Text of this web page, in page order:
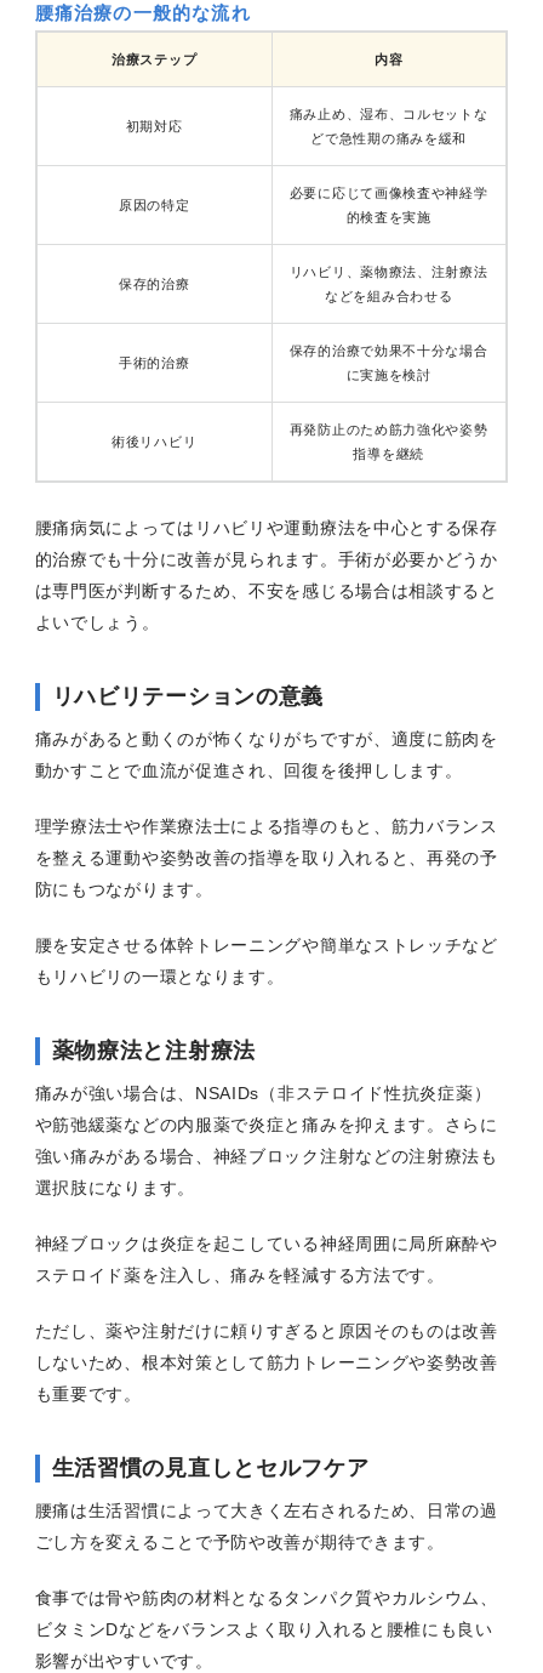
腰痛治療の一般的な流れ
治療ステップ 内容
初期対応
痛み止め、湿布、コルセットな
どで急性期の痛みを緩和
原因の特定
必要に応じて画像検査や神経学
的検査を実施
保存的治療
リハビリ、薬物療法、注射療法
などを組み合わせる
手術的治療
保存的治療で効果不十分な場合
に実施を検討
術後リハビリ
再発防止のため筋力強化や姿勢
指導を継続
腰痛病気によってはリハビリや運動療法を中心とする保存
的治療でも十分に改善が見られます。手術が必要かどうか
は専門医が判断するため、不安を感じる場合は相談すると
よいでしょう。
リハビリテーションの意義
痛みがあると動くのが怖くなりがちですが、適度に筋肉を
動かすことで血流が促進され、回復を後押しします。
理学療法士や作業療法士による指導のもと、筋力バランス
を整える運動や姿勢改善の指導を取り入れると、再発の予
防にもつながります。
腰を安定させる体幹トレーニングや簡単なストレッチなど
もリハビリの一環となります。
薬物療法と注射療法
痛みが強い場合は、NSAIDs（非ステロイド性抗炎症薬）
や筋弛緩薬などの内服薬で炎症と痛みを抑えます。さらに
強い痛みがある場合、神経ブロック注射などの注射療法も
選択肢になります。
神経ブロックは炎症を起こしている神経周囲に局所麻酔や
ステロイド薬を注入し、痛みを軽減する方法です。
ただし、薬や注射だけに頼りすぎると原因そのものは改善
しないため、根本対策として筋力トレーニングや姿勢改善
も重要です。
生活習慣の見直しとセルフケア
腰痛は生活習慣によって大きく左右されるため、日常の過
ごし方を変えることで予防や改善が期待できます。
食事では骨や筋肉の材料となるタンパク質やカルシウム、
ビタミンDなどをバランスよく取り入れると腰椎にも良い
影響が出やすいです。